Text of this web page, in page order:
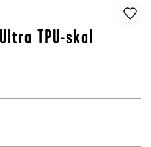
TPU-skal